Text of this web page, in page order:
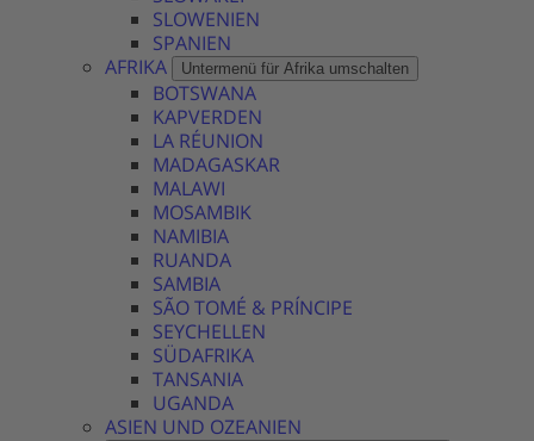
SLOWENIEN
SPANIEN
AFRIKA
Untermenü für Afrika umschalten
BOTSWANA
KAPVERDEN
LA RÉUNION
MADAGASKAR
MALAWI
MOSAMBIK
NAMIBIA
RUANDA
SAMBIA
SÃO TOMÉ & PRÍNCIPE
SEYCHELLEN
SÜDAFRIKA
TANSANIA
UGANDA
ASIEN UND OZEANIEN